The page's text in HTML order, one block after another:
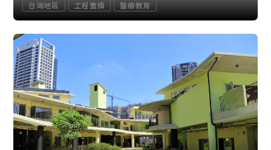
台灣地區 工程實績 醫療教育